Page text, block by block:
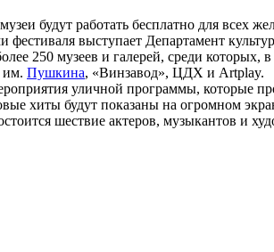
будут работать бесплатно для всех
фестиваля выступает Департамент
250 музеев и галерей, среди которых,
им. Пушкина, «Винзавод», ЦДХ и Artplay.
уличной программы, которые
хиты будут показаны на огромном
шествие актеров, музыкантов и